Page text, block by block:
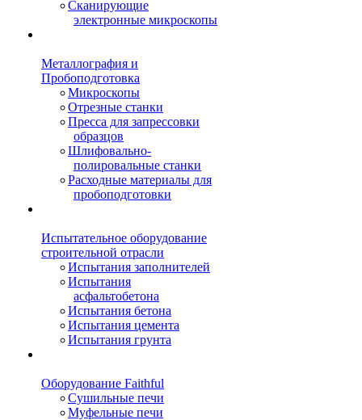
Сканирующие
электронные микроскопы
Металлография и
Пробоподготовка
Микроскопы
Отрезные станки
Пресса для запрессовки
образцов
Шлифовально-
полировальные станки
Расходные материалы для
пробоподготовки
Испытательное оборудование
строительной отрасли
Испытания заполнителей
Испытания
асфальтобетона
Испытания бетона
Испытания цемента
Испытания грунта
Оборудование Faithful
Сушильные печи
Муфельные печи